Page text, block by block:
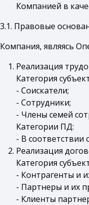
Компанией в
3.1. Правовые
Компания, являясь
Реализация
Категория
- Соискатели;
- Сотрудники;
- Члены семей
Категории ПД:
- В
Реализация
Категория
- Контрагенты и
- Партнеры и их
- Клиенты